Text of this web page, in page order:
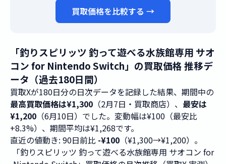
買取価格を比較する →
「釣りスピリッツ 釣って遊べる水族館専用 サオ
コン for Nintendo Switch」の買取価格 推移デ
ータ（過去180日間）
買取Xが180日分の日次データを記録した結果、期間中の
最高買取価格は¥1,300 （2月7日・買取商店）、 最安は
¥1,200 （6月10日）でした。変動幅は¥100（最安比
+8.3%）、期間平均は¥1,268です。
直近の値動き: 90日前比 -¥100 （¥1,300→¥1,200）。
「釣りスピリッツ 釣って遊べる水族館専用 サオコン for